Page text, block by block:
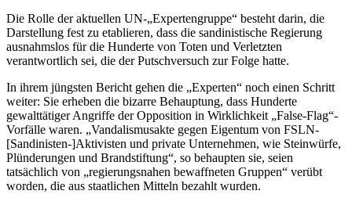
Die Rolle der aktuellen UN-„Expertengruppe“ besteht darin, die
Darstellung fest zu etablieren, dass die sandinistische Regierung
ausnahmslos für die Hunderte von Toten und Verletzten
verantwortlich sei, die der Putschversuch zur Folge hatte.
In ihrem jüngsten Bericht gehen die „Experten“ noch einen Schritt
weiter: Sie erheben die bizarre Behauptung, dass Hunderte
gewalttätiger Angriffe der Opposition in Wirklichkeit „False-Flag“-
Vorfälle waren. „Vandalismusakte gegen Eigentum von FSLN-
[Sandinisten-]Aktivisten und private Unternehmen, wie Steinwürfe,
Plünderungen und Brandstiftung“, so behaupten sie, seien
tatsächlich von „regierungsnahen bewaffneten Gruppen“ verübt
worden, die aus staatlichen Mitteln bezahlt wurden.